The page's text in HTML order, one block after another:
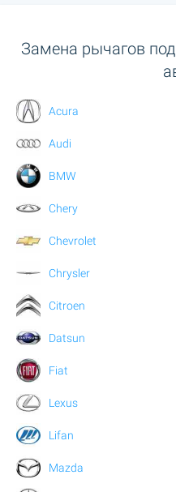
Замена рычагов
Acura
Audi
BMW
Chery
Chevrolet
Chrysler
Citroen
Datsun
Fiat
Lexus
Lifan
Mazda